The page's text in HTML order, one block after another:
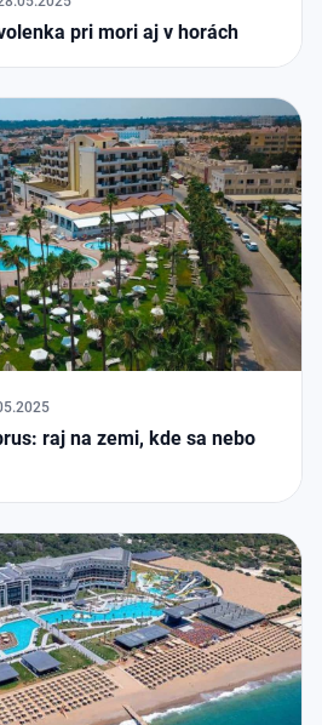
pri mori aj v horách
raj na zemi, kde sa nebo